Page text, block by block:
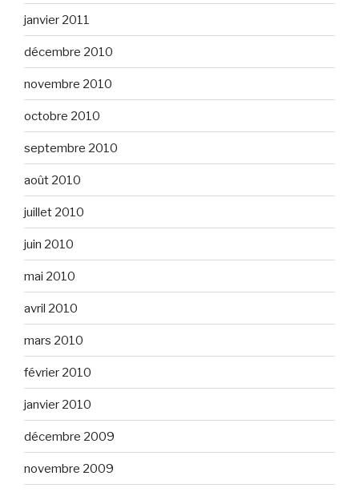
janvier 2011
décembre 2010
novembre 2010
octobre 2010
septembre 2010
août 2010
juillet 2010
juin 2010
mai 2010
avril 2010
mars 2010
février 2010
janvier 2010
décembre 2009
novembre 2009